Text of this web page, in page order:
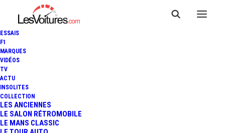
ESSAIS
F1
MARQUES
VIDÉOS
TV
ACTU
INSOLITES
COLLECTION
LES ANCIENNES
LE SALON RÉTROMOBILE
LE MANS CLASSIC
ROAD TRIP HOMMAGE EN